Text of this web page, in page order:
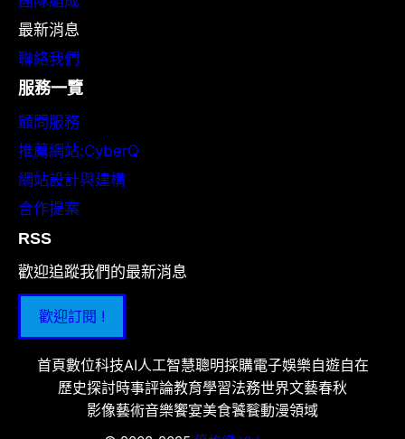
最新消息
聯絡我們
服務一覽
顧問服務
推薦網站:CyberQ
網站設計與建構
合作提案
RSS
歡迎追蹤我們的最新消息
歡迎訂閱 !
首頁數位科技AI人工智慧聰明採購電子娛樂自遊自在
歷史探討時事評論教育學習法務世界文藝春秋
影像藝術音樂饗宴美食饕餮動漫領域